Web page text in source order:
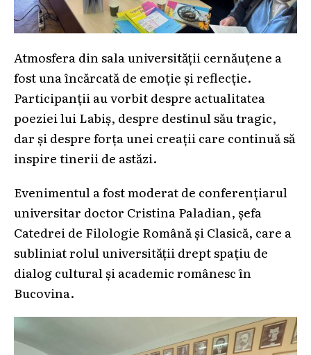
Atmosfera din sala universității cernăuțene a
fost una încărcată de emoție și reflecție.
Participanții au vorbit despre actualitatea
poeziei lui Labiș, despre destinul său tragic,
dar și despre forța unei creații care continuă să
inspire tinerii de astăzi.
Evenimentul a fost moderat de conferențiarul
universitar doctor Cristina Paladian, șefa
Catedrei de Filologie Română și Clasică, care a
subliniat rolul universității drept spațiu de
dialog cultural și academic românesc în
Bucovina.